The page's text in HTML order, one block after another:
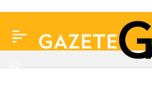
içerisindeyim’ demişti!